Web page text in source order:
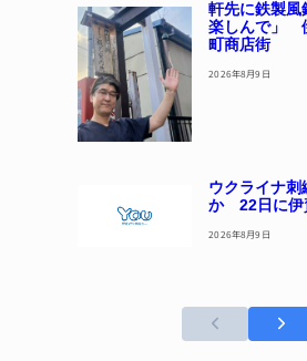
軒先に鉄製
楽しんで」
町商店街
2026年8月9日
ウクライナ刺
か 22日に伊
2026年8月9日